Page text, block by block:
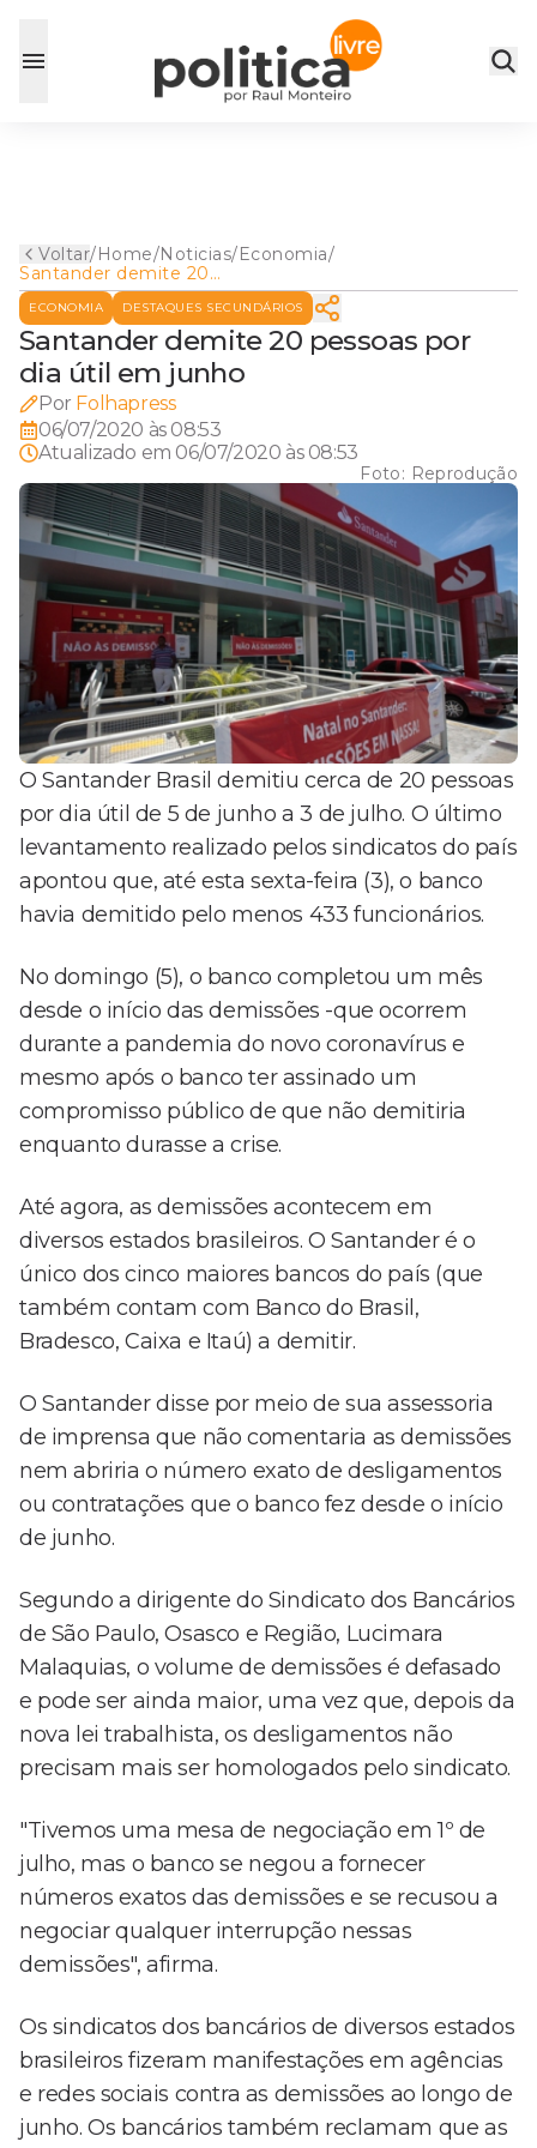
Voltar/Home/Noticias/Economia/
Santander demite 20
pessoas por dia útil em junho
ECONOMIA DESTAQUES SECUNDÁRIOS
Santander demite 20 pessoas por
dia útil em junho
Por Folhapress
06/07/2020 às 08:53
Atualizado em 06/07/2020 às 08:53
Foto: Reprodução
O Santander Brasil demitiu cerca de 20 pessoas
por dia útil de 5 de junho a 3 de julho. O último
levantamento realizado pelos sindicatos do país
apontou que, até esta sexta-feira (3), o banco
havia demitido pelo menos 433 funcionários.
No domingo (5), o banco completou um mês
desde o início das demissões -que ocorrem
durante a pandemia do novo coronavírus e
mesmo após o banco ter assinado um
compromisso público de que não demitiria
enquanto durasse a crise.
Até agora, as demissões acontecem em
diversos estados brasileiros. O Santander é o
único dos cinco maiores bancos do país (que
também contam com Banco do Brasil,
Bradesco, Caixa e Itaú) a demitir.
O Santander disse por meio de sua assessoria
de imprensa que não comentaria as demissões
nem abriria o número exato de desligamentos
ou contratações que o banco fez desde o início
de junho.
Segundo a dirigente do Sindicato dos Bancários
de São Paulo, Osasco e Região, Lucimara
Malaquias, o volume de demissões é defasado
e pode ser ainda maior, uma vez que, depois da
nova lei trabalhista, os desligamentos não
precisam mais ser homologados pelo sindicato.
"Tivemos uma mesa de negociação em 1º de
julho, mas o banco se negou a fornecer
números exatos das demissões e se recusou a
negociar qualquer interrupção nessas
demissões", afirma.
Os sindicatos dos bancários de diversos estados
brasileiros fizeram manifestações em agências
e redes sociais contra as demissões ao longo de
junho. Os bancários também reclamam que as